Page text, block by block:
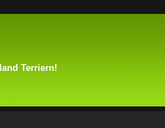
Terriern!